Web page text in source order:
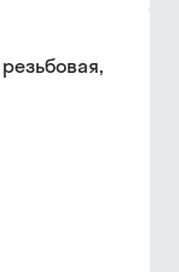
резьбовая,